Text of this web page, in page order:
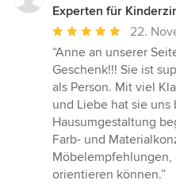
Experten für
Durchschnittliche
Bewertung:
5
von
5
Sternen
22.
“Anne an unserer
Geschenk!!! Sie ist
als Person. Mit viel
und Liebe hat sie uns
Hausumgestaltung
Farb- und
Möbelempfehlungen,
orientieren können.”